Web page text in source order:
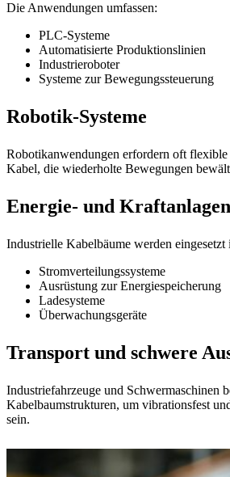
Die Anwendungen umfassen:
PLC-Systeme
Automatisierte Produktionslinien
Industrieroboter
Systeme zur Bewegungssteuerung
Robotik-Systeme
Robotikanwendungen erfordern oft
Kabel, die wiederholte Bewegungen
Energie- und Kraftanlagen
Industrielle Kabelbäume werden eingesetzt
Stromverteilungssysteme
Ausrüstung zur Energiespeicherung
Ladesysteme
Überwachungsgeräte
Transport und schwere
Industriefahrzeuge und Schwermaschinen
Kabelbaumstrukturen, um vibrationsfest
sein.